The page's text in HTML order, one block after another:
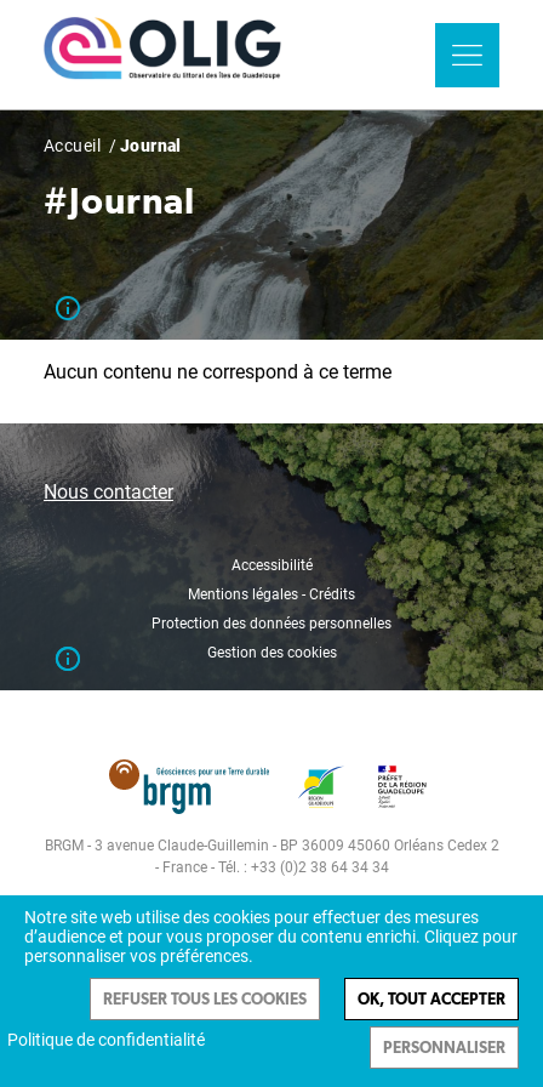
contenu
Fil
d'Ariane
Accueil Journal
#Journal
Aucun contenu ne correspond à ce terme
Nous contacter
Accessibilité
Mentions légales - Crédits
Protection des données personnelles
Gestion des cookies
BRGM - 3 avenue Claude-Guillemin - BP 36009 45060 Orléans Cedex 2
- France - Tél. : +33 (0)2 38 64 34 34
Panneau de gestion des cookies
Notre site web utilise des cookies pour effectuer des mesures
d’audience et pour vous proposer du contenu enrichi. Cliquez pour
personnaliser vos préférences.
OK, TOUT ACCEPTER
REFUSER TOUS LES COOKIES
PERSONNALISER
Politique de confidentialité